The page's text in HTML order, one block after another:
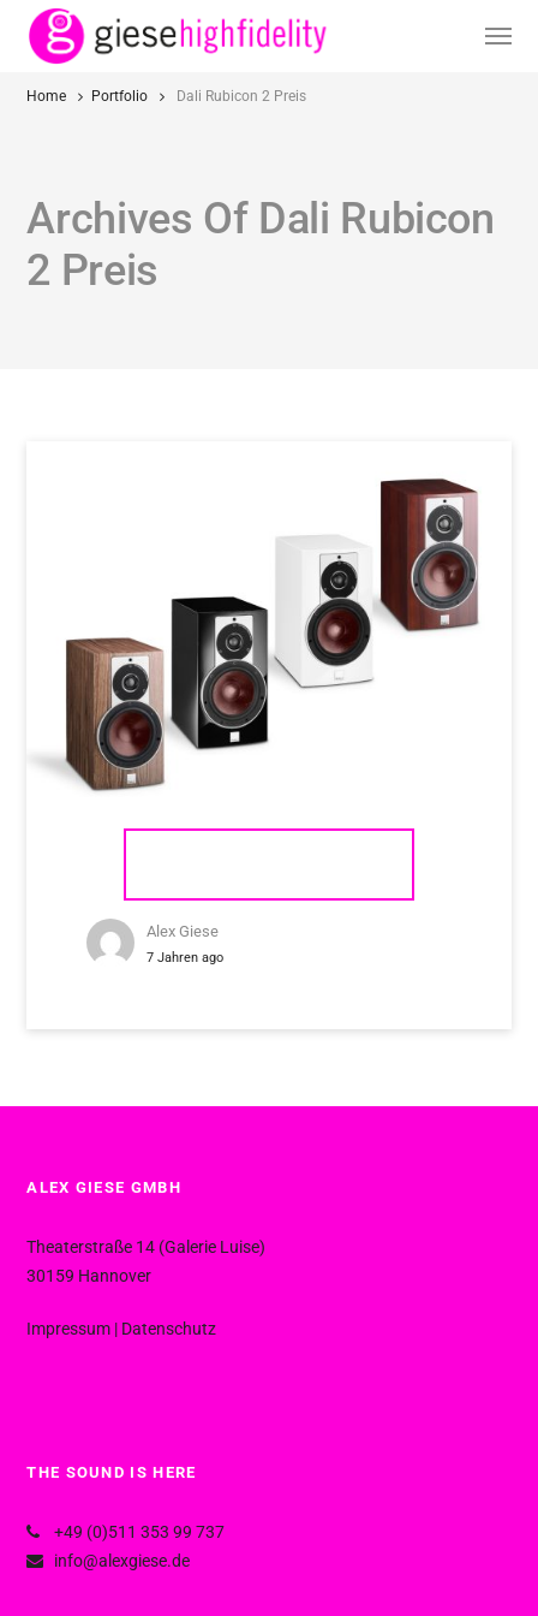
Home Portfolio Dali Rubicon 2 Preis
Archives Of Dali Rubicon
2 Preis
Alex Giese
7 Jahren ago
ALEX GIESE GMBH
Theaterstraße 14 (Galerie Luise)
30159 Hannover
Impressum | Datenschutz
THE SOUND IS HERE
+49 (0)511 353 99 737
info@alexgiese.de